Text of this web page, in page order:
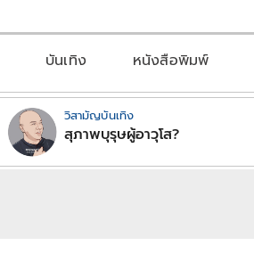
บันเทิง หนังสือพิมพ์
วิสามัญบันเทิง
สุภาพบุรุษผู้อาวุโส?